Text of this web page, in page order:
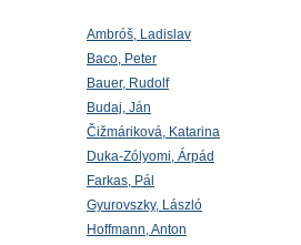
Ambróš, Ladislav
Baco, Peter
Bauer, Rudolf
Budaj, Ján
Čižmáriková, Katarina
Duka-Zólyomi, Árpád
Farkas, Pál
Gyurovszky, László
Hoffmann, Anton